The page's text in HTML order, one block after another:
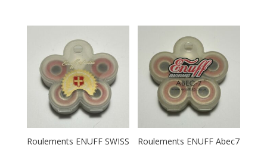
Roulements ENUFF SWISS
Roulements ENUFF Abec7